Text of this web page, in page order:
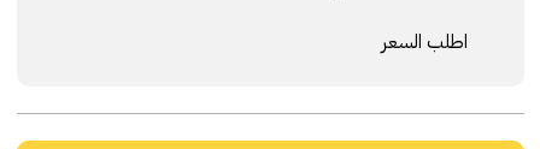
اطلب السعر